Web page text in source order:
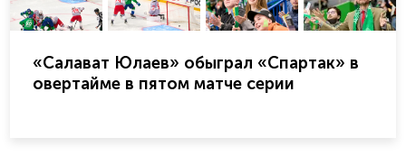
«Салават Юлаев» обыграл «Спартак» в
овертайме в пятом матче серии